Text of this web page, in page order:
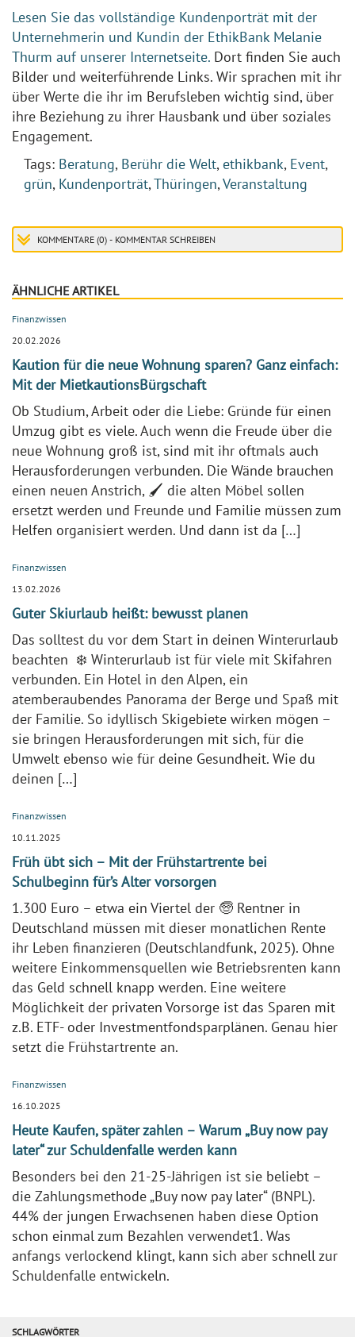
Lesen Sie das vollständige Kundenporträt mit der
Unternehmerin und Kundin der EthikBank Melanie
Thurm auf unserer Internetseite. Dort finden Sie auch
Bilder und weiterführende Links. Wir sprachen mit ihr
über Werte die ihr im Berufsleben wichtig sind, über
ihre Beziehung zu ihrer Hausbank und über soziales
Engagement.
Tags: Beratung, Berühr die Welt, ethikbank, Event,
grün, Kundenporträt,Thüringen,Veranstaltung
KOMMENTARE (0) - KOMMENTAR SCHREIBEN
ÄHNLICHE ARTIKEL
Finanzwissen
20.02.2026
Kaution für die neue Wohnung sparen? Ganz einfach:
Mit der MietkautionsBürgschaft
Ob Studium, Arbeit oder die Liebe: Gründe für einen
Umzug gibt es viele. Auch wenn die Freude über die
neue Wohnung groß ist, sind mit ihr oftmals auch
Herausforderungen verbunden. Die Wände brauchen
einen neuen Anstrich, 🖌️ die alten Möbel sollen
ersetzt werden und Freunde und Familie müssen zum
Helfen organisiert werden. Und dann ist da […]
Finanzwissen
13.02.2026
Guter Skiurlaub heißt: bewusst planen
Das solltest du vor dem Start in deinen Winterurlaub
beachten ❄️ Winterurlaub ist für viele mit Skifahren
verbunden. Ein Hotel in den Alpen, ein
atemberaubendes Panorama der Berge und Spaß mit
der Familie. So idyllisch Skigebiete wirken mögen –
sie bringen Herausforderungen mit sich, für die
Umwelt ebenso wie für deine Gesundheit. Wie du
deinen […]
Finanzwissen
10.11.2025
Früh übt sich – Mit der Frühstartrente bei
Schulbeginn für’s Alter vorsorgen
1.300 Euro – etwa ein Viertel der 🧓 Rentner in
Deutschland müssen mit dieser monatlichen Rente
ihr Leben finanzieren (Deutschlandfunk, 2025). Ohne
weitere Einkommensquellen wie Betriebsrenten kann
das Geld schnell knapp werden. Eine weitere
Möglichkeit der privaten Vorsorge ist das Sparen mit
z.B. ETF- oder Investmentfondsparplänen. Genau hier
setzt die Frühstartrente an.
Finanzwissen
16.10.2025
Heute Kaufen, später zahlen – Warum „Buy now pay
later“ zur Schuldenfalle werden kann
Besonders bei den 21-25-Jährigen ist sie beliebt –
die Zahlungsmethode „Buy now pay later“ (BNPL).
44% der jungen Erwachsenen haben diese Option
schon einmal zum Bezahlen verwendet1. Was
anfangs verlockend klingt, kann sich aber schnell zur
Schuldenfalle entwickeln.
SCHLAGWÖRTER